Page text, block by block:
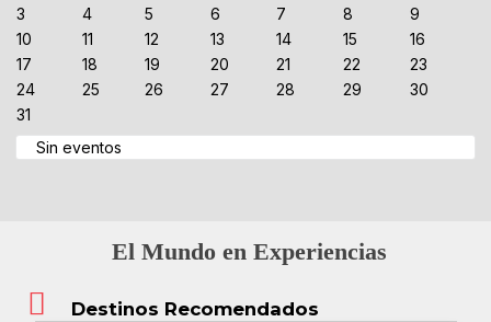
3
4 5 6 7 8
9
10
11 12 13 14 15
16
17
18 19 20 21 22
23
24
25 26 27 28 29
30
31
Sin eventos
El Mundo en Experiencias
Destinos Recomendados